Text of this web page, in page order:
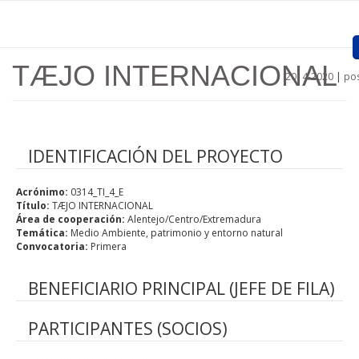
Proyectos Aprobados
Convocatorias
Procedimientos
Documentos
Regiones
2014-2020 |
TÆJO INTERNACIONAL
IDENTIFICACIÓN DEL PROYECTO
Acrónimo: 0314_TI_4_E
Título: TÆJO INTERNACIONAL
Área de cooperación: Alentejo/Centro/Extremadura
Temática: Medio Ambiente, patrimonio y entorno natural
Convocatoria: Primera
BENEFICIARIO PRINCIPAL (JEFE DE FILA)
PARTICIPANTES (SOCIOS)